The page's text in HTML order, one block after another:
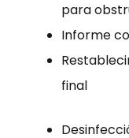
para
Informe
final